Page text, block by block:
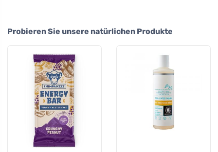
Probieren Sie unsere natürlichen Produkte